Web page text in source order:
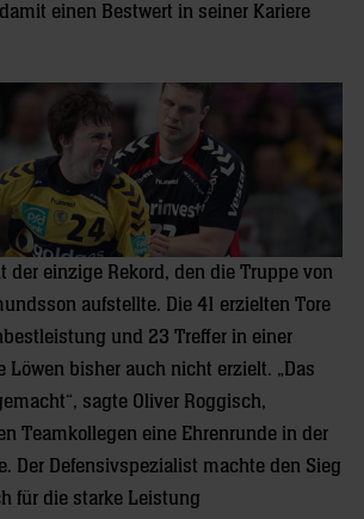
einen Bestwert in seiner Kariere
der einzige Rekord, den die Truppe von
aufstellte. Die 41 erzielten Tore
und 23 Treffer in einer
Löwen bisher auch nicht erzielt. „Das
sagte Oliver Roggisch,
Teamkollegen eine Ehrenrunde in der
Der Defensivspezialist machte den Sieg
für die starke Leistung